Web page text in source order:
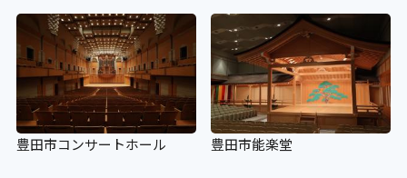
豊田市コンサートホール 豊田市能楽堂